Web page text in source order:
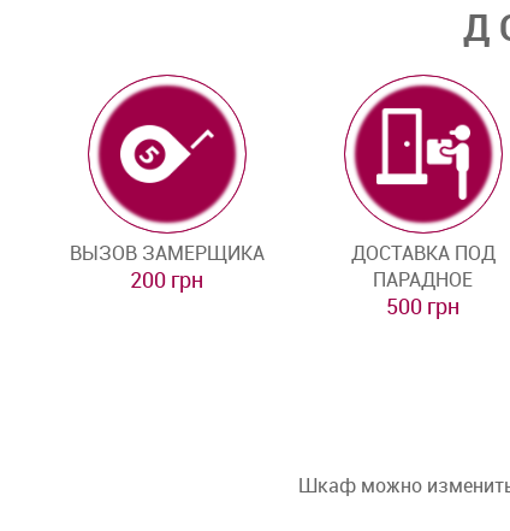
ВЫЗОВ ЗАМЕРЩИКА
200 грн
ДОСТАВКА ПОД
ПАРАДНОЕ
500 грн
Шкаф можно